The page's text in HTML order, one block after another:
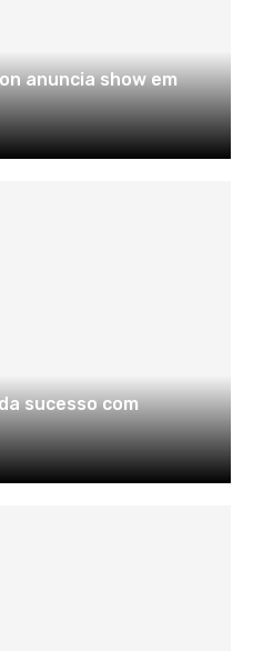
anuncia show em
sucesso com